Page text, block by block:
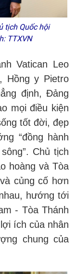
tịch Quốc hội
TTXVN
Vatican Leo
Hồng y Pietro
định, Đảng
mọi điều kiện
tốt đời, đẹp
“đồng hành
Chủ tịch
hoàng và Tòa
củng cố hơn
hướng tới
- Tòa Thánh
ích của nhân
chung của